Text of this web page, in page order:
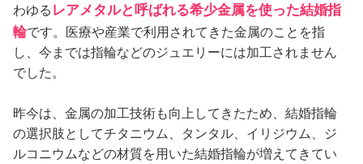
わゆる レアメタルと呼ばれる希少金属を使った結婚指
輪です。医療や産業で利用されてきた金属のことを指
し、今までは指輪などのジュエリーには加工されません
でした。
昨今は、金属の加工技術も向上してきたため、結婚指輪
の選択肢としてチタニウム、タンタル、イリジウム、ジ
ルコニウムなどの材質を用いた結婚指輪が増えてきてい